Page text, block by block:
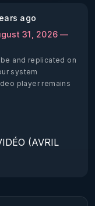
ago
31, 2026 —
and replicated on
system
player remains
(AVRIL